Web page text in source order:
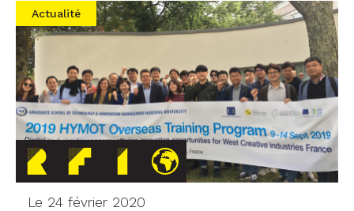
Actualité
Le 24 février 2020